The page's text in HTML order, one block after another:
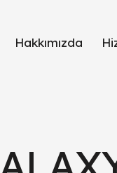
Hakkımızda